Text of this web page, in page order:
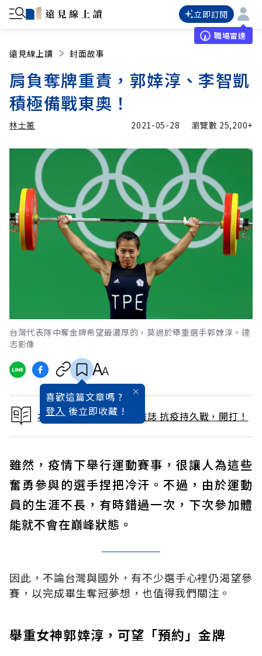
立即訂閱
職場雷達
遠見線上讀 封面故事
肩負奪牌重責，郭婞淳、李智凱
積極備戰東奧！
林士蕙
林士蕙 加入追蹤
2021-05-28 瀏覽數 25,200+
台灣代表隊中奪金牌希望最濃厚的，莫過於舉重選手郭婞淳。達
志影像
喜歡這篇文章嗎 ?
登入 後立即收藏 !
本文出自 2021 / 6月號雜誌 抗疫持久戰，開打！
雖然，疫情下舉行運動賽事，很讓人為這些
奮勇參與的選手捏把冷汗。不過，由於運動
員的生涯不長，有時錯過一次，下次參加體
能就不會在巔峰狀態。
因此，不論台灣與國外，有不少選手心裡仍渴望參
賽，以完成畢生奪冠夢想，也值得我們關注。
舉重女神郭婞淳，可望「預約」金牌